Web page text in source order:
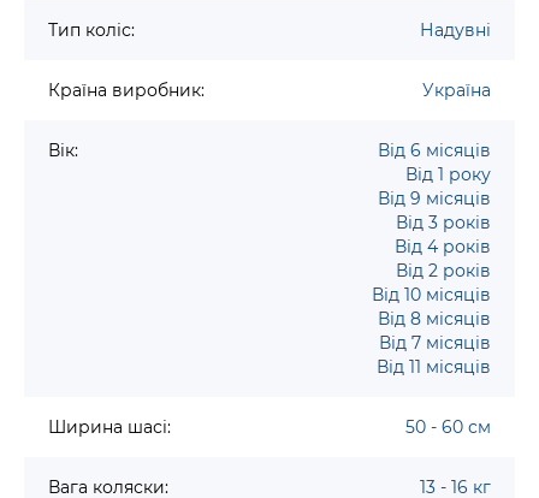
Тип коліс: Надувні
Країна виробник: Україна
Вік:
Від 6 місяців
Від 1 року
Від 9 місяців
Від 3 років
Від 4 років
Від 2 років
Від 10 місяців
Від 8 місяців
Від 7 місяців
Від 11 місяців
Ширина шасі: 50 - 60 см
Вага коляски: 13 - 16 кг